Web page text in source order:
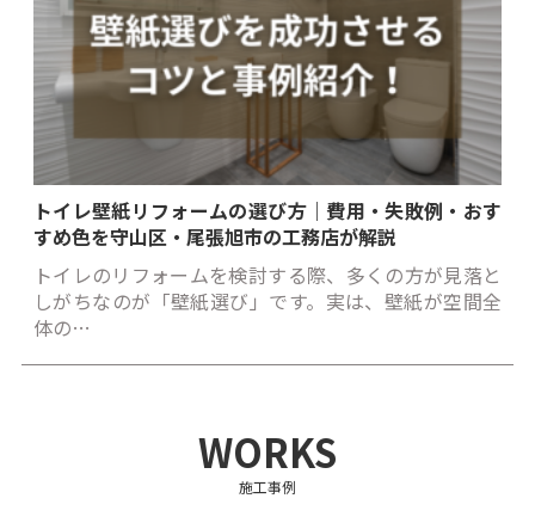
トイレ壁紙リフォームの選び方｜費用・失敗例・おす
すめ色を守山区・尾張旭市の工務店が解説
トイレのリフォームを検討する際、多くの方が見落と
しがちなのが「壁紙選び」です。実は、壁紙が空間全
体の…
WORKS
施工事例